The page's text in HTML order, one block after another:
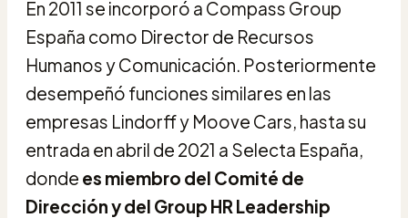
En 2011 se incorporó a Compass Group
España como Director de Recursos
Humanos y Comunicación. Posteriormente
desempeñó funciones similares en las
empresas Lindorff y Moove Cars, hasta su
entrada en abril de 2021 a Selecta España,
donde es miembro del Comité de
Dirección y del Group HR Leadership